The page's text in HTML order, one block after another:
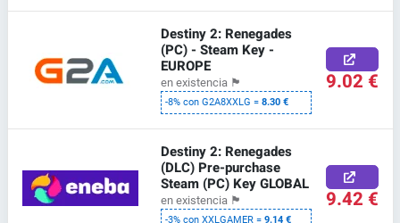
Destiny 2: Renegades
(PC) - Steam Key -
EUROPE
en existencia 🏴
-8% con G2A8XXLG =8.30 €
9.02 €
Destiny 2: Renegades
(DLC) Pre-purchase
Steam (PC) Key GLOBAL
en existencia 🏴
-3% con XXLGAMER =9.14 €
9.42 €